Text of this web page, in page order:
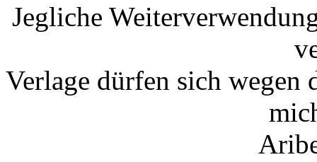
Jegliche
Verlage dürfen sich wegen